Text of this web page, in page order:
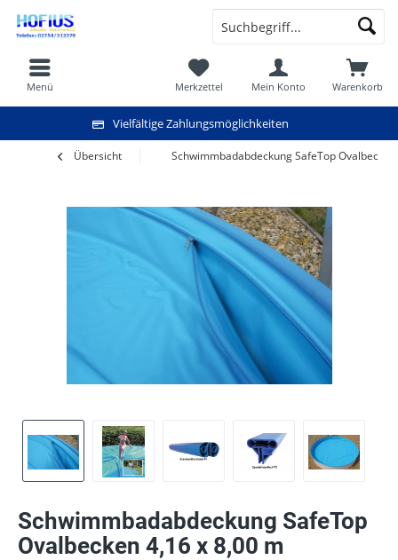
Vielfältige Zahlungsmöglichkeiten
Warenkorb
Merkzettel Mein Konto
Menü
Übersicht Schwimmbadabdeckung SafeTop
Schwimmbadabdeckung SafeTop
Ovalbecken 4,16 x 8,00 m